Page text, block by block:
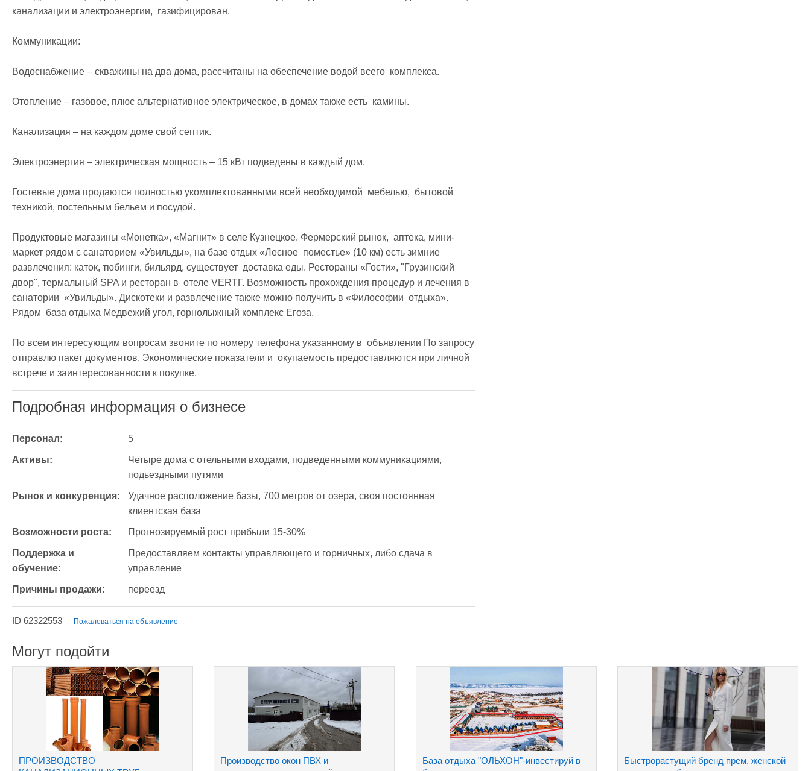
канализации и электроэнергии,  газифицирован.
Коммуникации:
Водоснабжение – скважины на два дома, рассчитаны на обеспечение водой всего  комплекса.
Отопление – газовое, плюс альтернативное электрическое, в домах также есть  камины.
Канализация – на каждом доме свой септик.
Электроэнергия – электрическая мощность – 15 кВт подведены в каждый дом.
Гостевые дома продаются полностью укомплектованными всей необходимой  мебелью,  бытовой
техникой, постельным бельем и посудой.
Продуктовые магазины «Монетка», «Магнит» в селе Кузнецкое. Фермерский рынок,  аптека, мини-
маркет рядом с санаторием «Увильды», на базе отдых «Лесное  поместье» (10 км) есть зимние
развлечения: каток, тюбинги, бильярд, существует  доставка еды. Рестораны «Гости», "Грузинский
двор", термальный SPA и ресторан в  отеле VERTГ. Возможность прохождения процедур и лечения в
санатории  «Увильды». Дискотеки и развлечение также можно получить в «Философии  отдыха».
Рядом  база отдыха Медвежий угол, горнолыжный комплекс Егоза.
По всем интересующим вопросам звоните по номеру телефона указанному в  объявлении По запросу
отправлю пакет документов. Экономические показатели и  окупаемость предоставляются при личной
встрече и заинтересованности к покупке.
Подробная информация о бизнесе
Персонал: 5
Активы:
Четыре дома с отельными входами, подведенными коммуникациями,
подьездными путями
Рынок и конкуренция:
Удачное расположение базы, 700 метров от озера, своя постоянная
клиентская база
Возможности роста: Прогнозируемый рост прибыли 15-30%
Поддержка и
обучение:
Предоставляем контакты управляющего и горничных, либо сдача в
управление
Причины продажи: переезд
ID 62322553 Пожаловаться на объявление
Могут подойти
ПРОИЗВОДСТВО
Производство окон ПВХ и
База отдыха "ОЛЬХОН"-инвестируй в
Быстрорастущий бренд прем. женской